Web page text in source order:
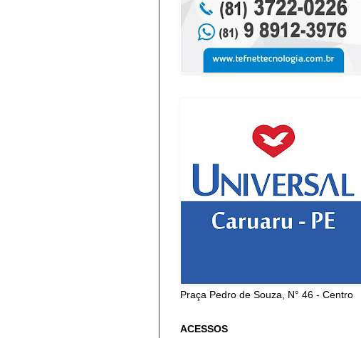
Praça Pedro de Souza, N° 46 - Centro
ACESSOS